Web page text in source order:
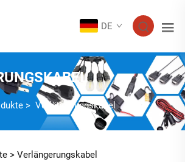
DE
> Verlängerungskabel
> Verlängerungskabel